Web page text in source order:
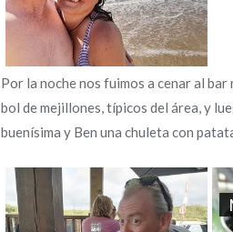
Por la noche nos fuimos a cenar al
bol de mejillones, típicos del área, y
buenísima y Ben una chuleta con